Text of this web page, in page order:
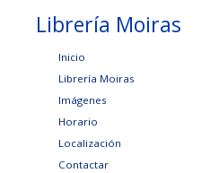
Librería Moiras
Inicio
Librería Moiras
Imágenes
Horario
Localización
Contactar